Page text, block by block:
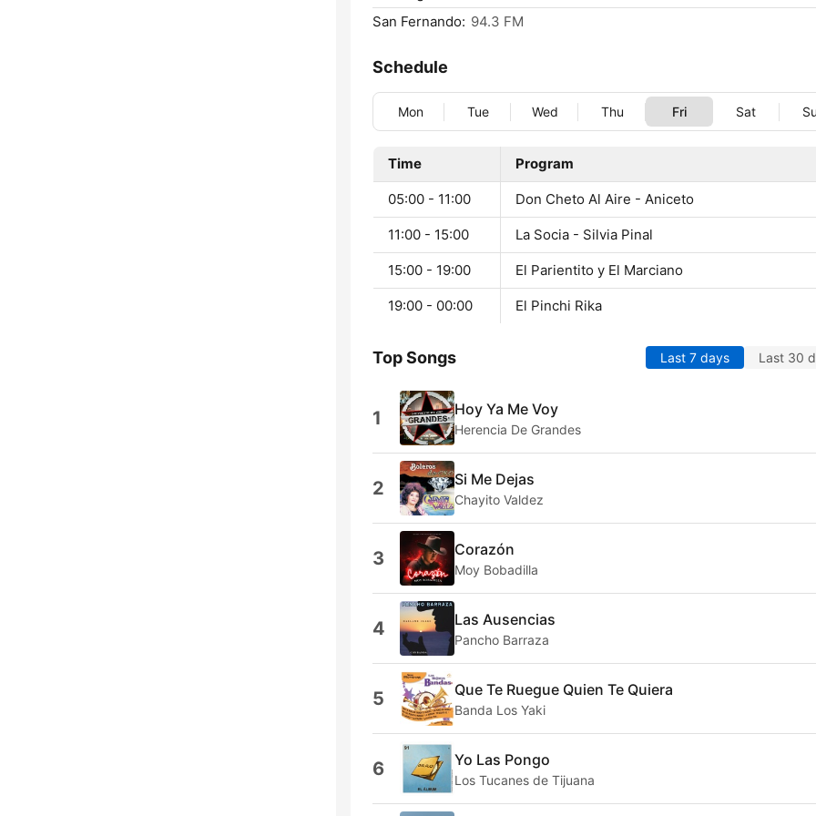
San Fernando: 94.3 FM
Schedule
Mon Tue Wed Thu Fri Sat
Time Program
05:00 - 11:00 Don Cheto Al Aire - Aniceto
11:00 - 15:00 La Socia - Silvia Pinal
15:00 - 19:00 El Parientito y El Marciano
19:00 - 00:00 El Pinchi Rika
Top Songs Last 7 days Last 30
1 Hoy Ya Me Voy
Herencia De Grandes
2 Si Me Dejas
Chayito Valdez
3 Corazón
Moy Bobadilla
4 Las Ausencias
Pancho Barraza
5 Que Te Ruegue Quien Te Quiera
Banda Los Yaki
6 Yo Las Pongo
Los Tucanes de Tijuana